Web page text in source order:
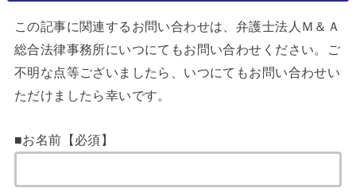
この記事に関連するお問い合わせは、弁護士法人Ｍ＆Ａ
総合法律事務所にいつにてもお問い合わせください。ご
不明な点等ございましたら、いつにてもお問い合わせい
ただけましたら幸いです。
■お名前【必須】